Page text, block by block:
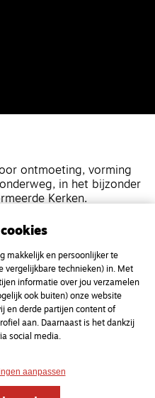
ontmoeting, vorming
in het bijzonder
Kerken.
makkelijk en persoonlijker te
vergelijkbare technieken) in. Met
informatie over jou verzamelen
ook buiten) onze website
en derde partijen content of
aan. Daarnaast is het dankzij
social media.
aanpassen